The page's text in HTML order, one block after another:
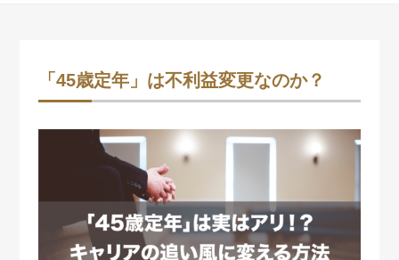
「45歳定年」は不利益変更なのか？